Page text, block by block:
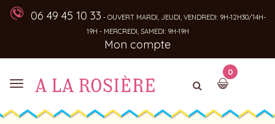
06 49 45 10 33 - OUVERT MARDI, JEUDI, VENDREDI: 9H-12H30/14H-
19H - MERCREDI, SAMEDI: 9H-19H
Mon compte
0